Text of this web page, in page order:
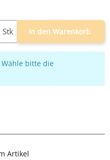
Stk In den Warenkorb
bitte die
Artikel